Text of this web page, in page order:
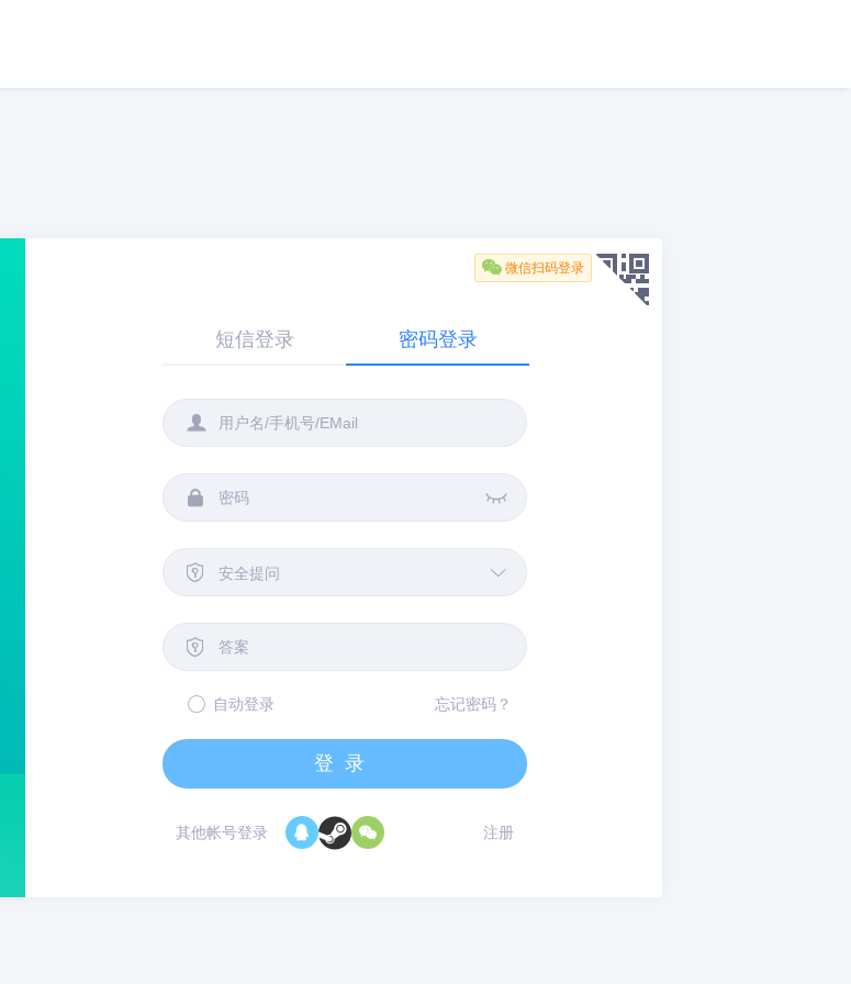
 微信扫码登录
短信登录 密码登录

 
 安全提问 

自动登录 忘记密码？
登录
其他帐号登录   注册